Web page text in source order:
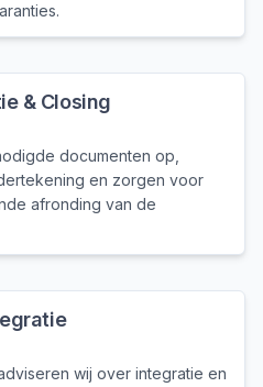
& Closing
documenten op,
en zorgen voor
afronding van de
wij over integratie en